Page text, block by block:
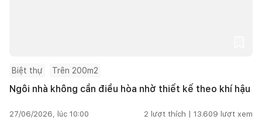
Biệt thự Trên 200m2
Ngôi nhà không cần điều hòa nhờ thiết kế theo khí hậu
27/06/2026, lúc 10:00 2 lượt thích | 13.609 lượt xem